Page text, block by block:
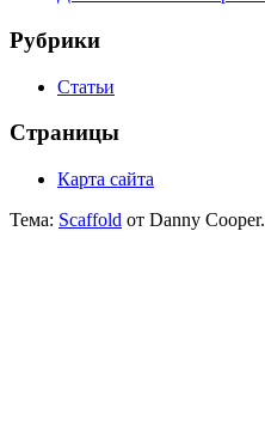
Рубрики
Статьи
Страницы
Карта сайта
Тема: Scaffold от Danny Cooper.